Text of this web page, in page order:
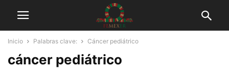
Inicio Palabras clave: Cáncer pediátrico
cáncer pediátrico